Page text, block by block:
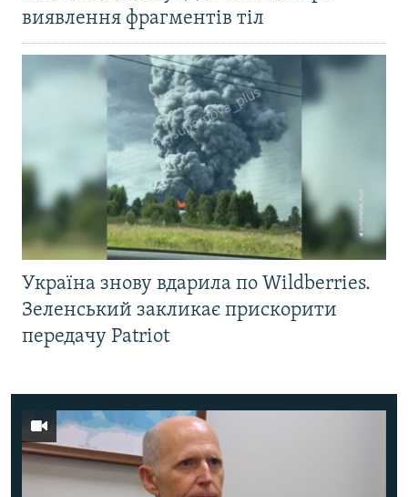
виявлення фрагментів тіл
Україна знову вдарила по Wildberries.
Зеленський закликає прискорити
передачу Patriot